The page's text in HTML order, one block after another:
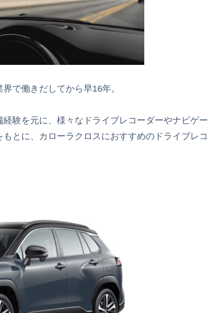
で働きだしてから早16年。
験を元に、様々なドライブレコーダーやナビゲー
とに、カローラクロスにおすすめのドライブレコ